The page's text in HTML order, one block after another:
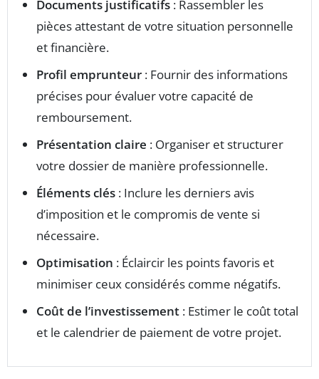
Documents justificatifs : Rassembler les
pièces attestant de votre situation personnelle
et financière.
Profil emprunteur : Fournir des informations
précises pour évaluer votre capacité de
remboursement.
Présentation claire : Organiser et structurer
votre dossier de manière professionnelle.
Éléments clés : Inclure les derniers avis
d’imposition et le compromis de vente si
nécessaire.
Optimisation : Éclaircir les points favoris et
minimiser ceux considérés comme négatifs.
Coût de l’investissement : Estimer le coût total
et le calendrier de paiement de votre projet.